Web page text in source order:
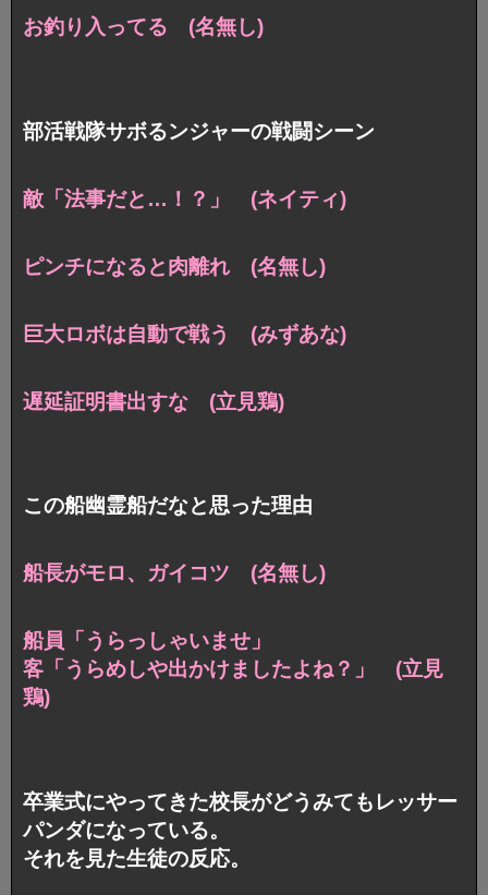
お釣り入ってる (名無し)
部活戦隊サボるンジャーの戦闘シーン
敵「法事だと…！？」 (ネイティ)
ピンチになると肉離れ (名無し)
巨大ロボは自動で戦う (みずあな)
遅延証明書出すな (立見鶏)
この船幽霊船だなと思った理由
船長がモロ、ガイコツ (名無し)
船員「うらっしゃいませ」
客「うらめしや出かけましたよね？」 (立見
鶏)
卒業式にやってきた校長がどうみてもレッサー
パンダになっている。
それを見た生徒の反応。